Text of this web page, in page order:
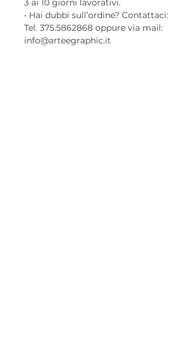
• Hai dubbi sull’ordine? Contattaci:
Tel. 375.5862868 oppure via mail:
info@arteegraphic.it